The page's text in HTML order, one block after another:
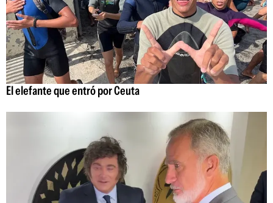
El elefante que entró por Ceuta